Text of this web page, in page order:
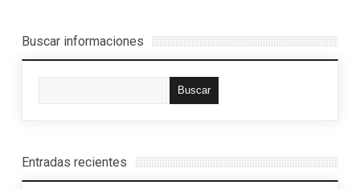
Buscar informaciones
Entradas recientes